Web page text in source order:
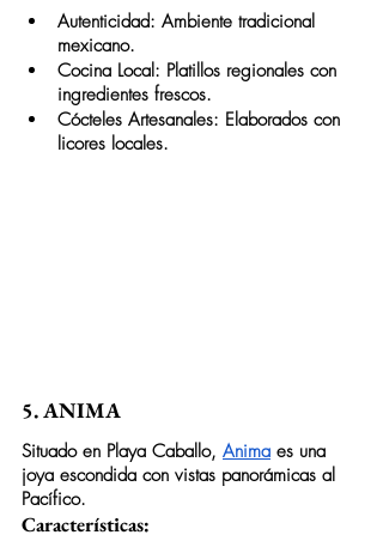
Autenticidad: Ambiente tradicional
mexicano.
Cocina Local: Platillos regionales con
ingredientes frescos.
Cócteles Artesanales: Elaborados con
licores locales.
5. ANIMA
Situado en Playa Caballo, Anima es una
joya escondida con vistas panorámicas al
Pacífico.
Características: